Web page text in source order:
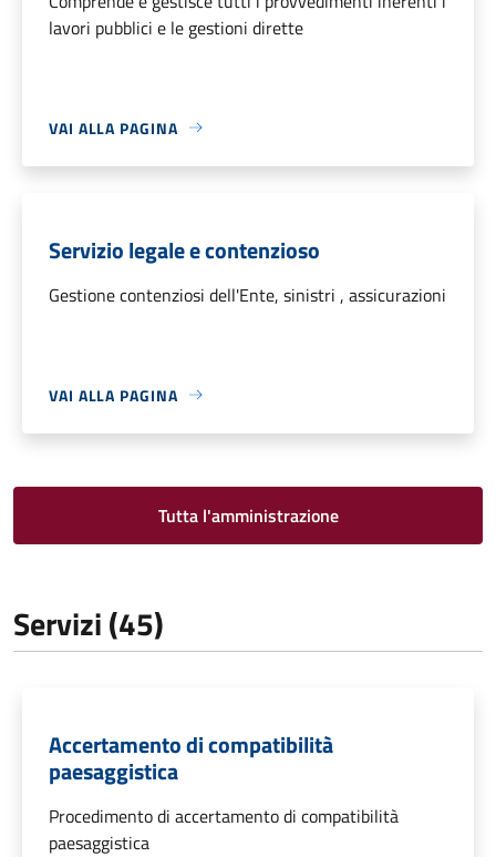
lavori pubblici e le gestioni dirette
VAI ALLA PAGINA
Servizio legale e contenzioso
Gestione contenziosi dell'Ente, sinistri , assicurazioni
VAI ALLA PAGINA
Tutta l'amministrazione
Servizi (45)
Accertamento di compatibilità
paesaggistica
Procedimento di accertamento di compatibilità
paesaggistica